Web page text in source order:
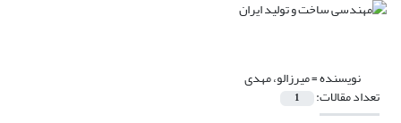
نویسنده =میرزالو، مهدی
تعداد مقالات: 1